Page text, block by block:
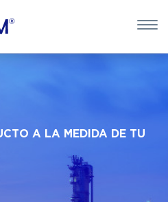
×
A LA MEDIDA DE TU